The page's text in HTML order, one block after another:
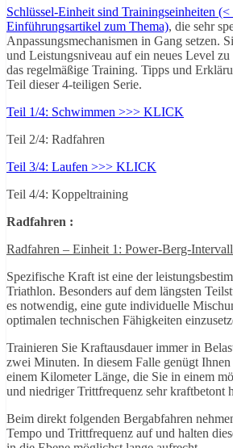
Schlüssel-Einheit sind Trainingseinheiten
Einführungsartikel zum Thema), die sehr
Anpassungsmechanismen in Gang setzen.
und Leistungsniveau auf ein neues Level
das regelmäßige Training. Tipps und
Teil dieser 4-teiligen Serie.
Teil 1/4: Schwimmen >>> KLICK
Teil 2/4: Radfahren
Teil 3/4: Laufen >>> KLICK
Teil 4/4: Koppeltraining
Radfahren :
Radfahren – Einheit 1: Power-Berg-Intervall
Spezifische Kraft ist eine der
Triathlon. Besonders auf dem längsten
es notwendig, eine gute individuelle
optimalen technischen Fähigkeiten
Trainieren Sie Kraftausdauer immer in
zwei Minuten. In diesem Falle genügt
einem Kilometer Länge, die Sie in einem
und niedriger Trittfrequenz sehr kraftbetont
Beim direkt folgenden Bergabfahren
Tempo und Trittfrequenz auf und halten